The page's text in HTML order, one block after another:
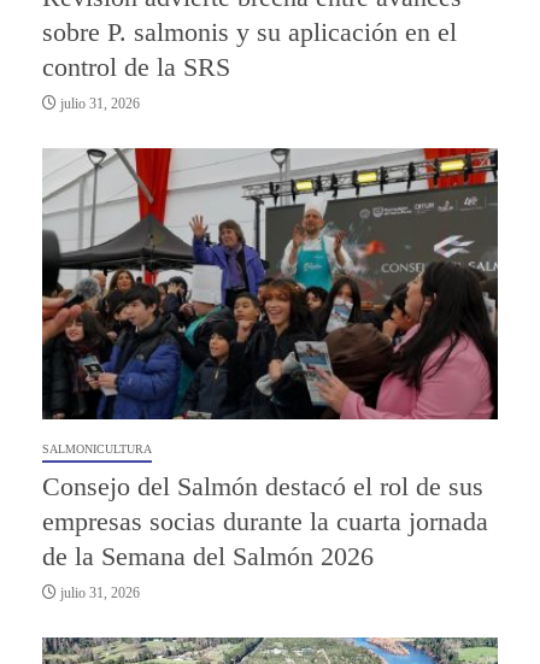
sobre P. salmonis y su aplicación en el
control de la SRS
julio 31, 2026
SALMONICULTURA
Consejo del Salmón destacó el rol de sus
empresas socias durante la cuarta jornada
de la Semana del Salmón 2026
julio 31, 2026